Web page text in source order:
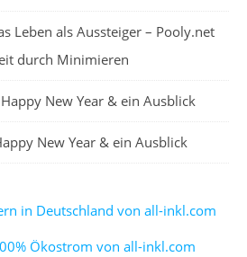
Leben als Aussteiger – Pooly.net
durch Minimieren
New Year & ein Ausblick
New Year & ein Ausblick